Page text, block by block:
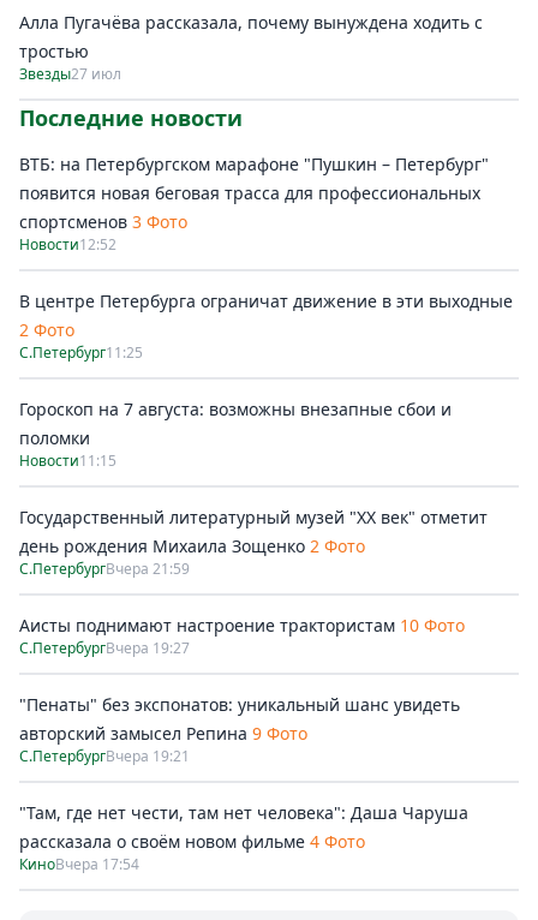
Алла Пугачёва рассказала, почему вынуждена ходить с
тростью
Звезды27 июл
Последние новости
ВТБ: на Петербургском марафоне "Пушкин – Петербург"
появится новая беговая трасса для профессиональных
спортсменов 3 Фото
Новости12:52
В центре Петербурга ограничат движение в эти выходные
2 Фото
С.Петербург11:25
Гороскоп на 7 августа: возможны внезапные сбои и
поломки
Новости11:15
Государственный литературный музей "ХХ век" отметит
день рождения Михаила Зощенко 2 Фото
С.ПетербургВчера 21:59
Аисты поднимают настроение трактористам 10 Фото
С.ПетербургВчера 19:27
"Пенаты" без экспонатов: уникальный шанс увидеть
авторский замысел Репина 9 Фото
С.ПетербургВчера 19:21
"Там, где нет чести, там нет человека": Даша Чаруша
рассказала о своём новом фильме 4 Фото
КиноВчера 17:54